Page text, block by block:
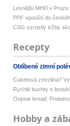
Levnější MHD v
PPF vpouští do
CSG vzrostly tržby
Recepty
Oblíbené zimní
Cuketová zmrzlina?
Rychlé buchty s
Oopsie bread:
Hobby a